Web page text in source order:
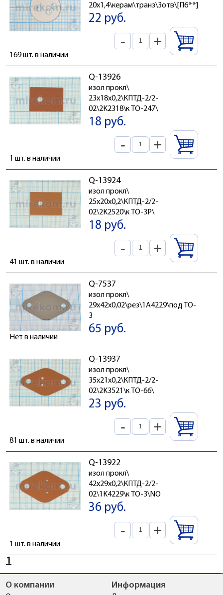
20x1,4\керам\транз\3отв\[П6**]
22 руб.
- +
169 шт. в наличии
Q-13926
изол прокл\
23x18x0,2\КПТД-2/2-
02\2K2318\к TO-247\
18 руб.
- +
1 шт. в наличии
Q-13924
изол прокл\
25x20x0,2\КПТД-2/2-
02\2K2520\к TO-3P\
18 руб.
- +
41 шт. в наличии
Q-7537
изол прокл\
29x42x0,02\рез\1A4229\под TO-
3
65 руб.
Нет в наличии
Q-13937
изол прокл\
35x21x0,2\КПТД-2/2-
02\2K3521\к TO-66\
23 руб.
- +
81 шт. в наличии
Q-13922
изол прокл\
42x29x0,2\КПТД-2/2-
02\1K4229\к TO-3\NO
36 руб.
- +
1 шт. в наличии
1
О компании Информация